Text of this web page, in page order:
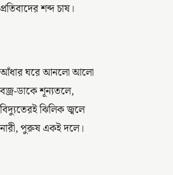
প্রতিবাদের শব্দ চাষ।
আঁধার ঘরে আনলো আলো
বজ্র-ডাকে শূন্যতলে,
বিদ্যুতেরই ঝিলিক জ্বলে
নারী, পুরুষ একই দলে।